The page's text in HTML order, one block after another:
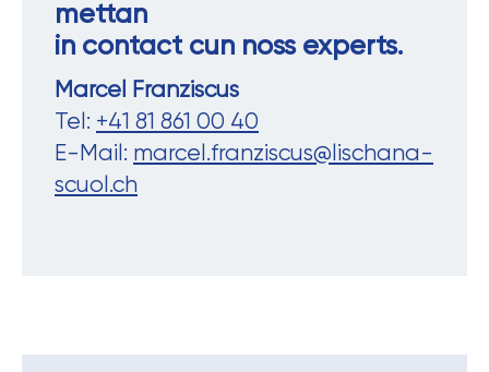
mettan
in contact cun noss experts.
Marcel Franziscus
Tel: +41 81 861 00 40
E-Mail: marcel.franziscus@lischana-
scuol.ch